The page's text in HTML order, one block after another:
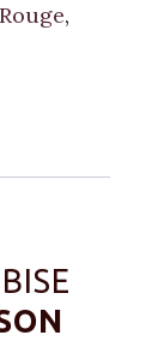
Rouge,